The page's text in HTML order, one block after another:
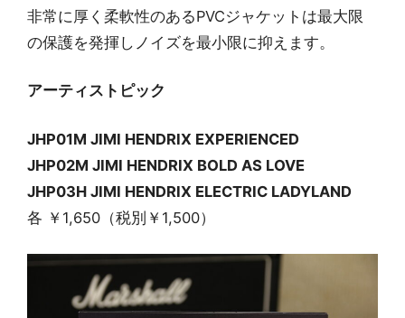
非常に厚く柔軟性のあるPVCジャケットは最大限
の保護を発揮しノイズを最小限に抑えます。
アーティストピック
JHP01M JIMI HENDRIX EXPERIENCED
JHP02M JIMI HENDRIX BOLD AS LOVE
JHP03H JIMI HENDRIX ELECTRIC LADYLAND
各 ￥1,650（税別￥1,500）